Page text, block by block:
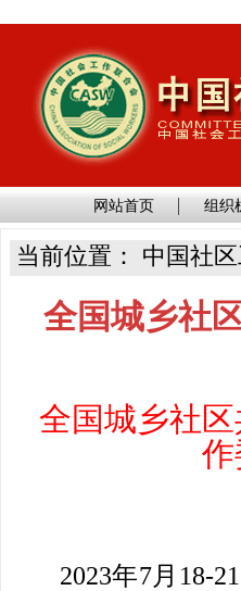
网站首页 组织
当前位置： 中国社
全国城乡社
全国城乡社
作
2023年7月18-